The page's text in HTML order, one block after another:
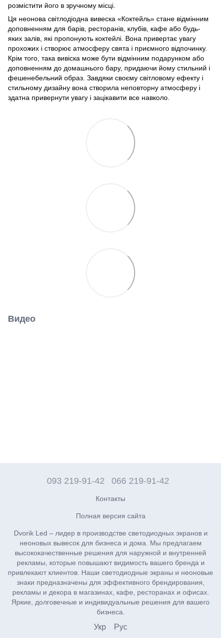
розмістити його в зручному місці.
Ця неонова світлодіодна вивеска «Коктейль» стане відмінним
доповненням для барів, ресторанів, клубів, кафе або будь-
яких залів, які пропонують коктейлі. Вона привертає увагу
прохожих і створює атмосферу свята і приємного відпочинку.
Крім того, така вивіска може бути відмінним подарунком або
доповненням до домашнього бару, придаючи йому стильний і
фешенебельний образ. Завдяки своєму світловому ефекту і
стильному дизайну вона створила неповторну атмосферу і
здатна привернути увагу і зацікавити все навколо.
Видео
093 219-91-42 066 219-91-42
Контакты
Полная версия сайта
Dvorik Led – лидер в производстве светодиодных экранов и
неоновых вывесок для бизнеса и дома. Мы предлагаем
высококачественные решения для наружной и внутренней
рекламы, которые повышают видимость вашего бренда и
привлекают клиентов. Наши светодиодные экраны и неоновые
знаки предназначены для эффективного брендирования,
рекламы и декора в магазинах, кафе, ресторанах и офисах.
Яркие, долговечные и индивидуальные решения для вашего
бизнеса.
Укр Рус